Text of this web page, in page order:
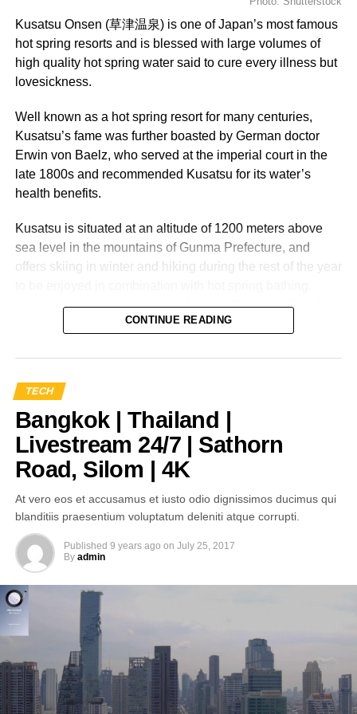
eos qui ratione voluptatem sequi nesciunt.
RELATED TOPICS: CARS FORD SPEED TECH
UP NEXT
resorts
DON'T MISS
Bangkok | Thailand | Livestream 24/7 | Sathorn
Road, Silom | 4K
Kusatsu Onsen (草津温泉) is one of Japan’s most famous
hot spring resorts and is blessed with large volumes of
high quality hot spring water said to cure every illness but
lovesickness.
Well known as a hot spring resort for many centuries,
Kusatsu’s fame was further boasted by German doctor
Erwin von Baelz, who served at the imperial court in the
late 1800s and recommended Kusatsu for its water’s
health benefits.
Kusatsu is situated at an altitude of 1200 meters above
sea level in the mountains of Gunma Prefecture, and
offers skiing in winter and hiking during the rest of the year
Kusatsu is also located along Japan’s Romantic Road.
CONTINUE READING
TECH
Bangkok | Thailand |
Livestream 24/7 | Sathorn
Road, Silom | 4K
At vero eos et accusamus et iusto odio dignissimos ducimus qui
blanditiis praesentium voluptatum deleniti atque corrupti.
Published 9 years ago on July 25, 2017
By admin